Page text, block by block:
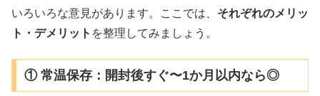
いろいろな意見があります。ここでは、 それぞれのメリッ
ト・デメリット を整理してみましょう。
① 常温保存：開封後すぐ〜1か月以内なら◎